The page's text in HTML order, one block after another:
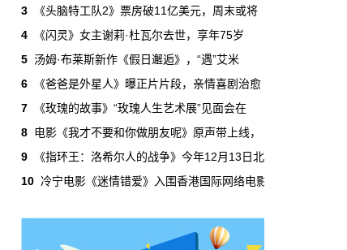
的，平台自己兜着
过去两年，AI漫剧用一种近乎无政府的方式，
吃掉了整个微短剧市场95%的产量，却几乎没
6月29日 10:20:00
时间，年轻人在电影院里的占比缩水了一半还
多。20岁以下更夸张，从8.9%跌到2.9%，几
本网原创
3
《头脑特工队2》票房破11亿美元，周末或将
4
《闪灵》女主谢莉·杜瓦尔去世，享年75岁
5 汤姆·布莱斯新作《假日邂逅》，“遇”艾米
6
《爸爸是外星人》曝正片片段，亲情喜剧治愈
7
《玫瑰的故事》“玫瑰人生艺术展”见面会在
8 电影《我才不要和你做朋友呢》原声带上线，
9
《指环王：洛希尔人的战争》今年12月13日北
10 冷宁电影《迷情错爱》入围香港国际网络电影